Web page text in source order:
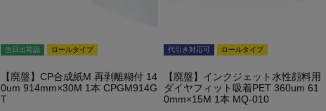
当日出荷品 ロールタイプ
【廃盤】CP合成紙M 再剥離糊付 14
0um 914mm×30M 1本 CPGM914G
T
代引き対応可 ロールタイプ
【廃盤】インクジェット水性顔料用
ダイヤフィット吸着PET 360um 61
0mm×15M 1本 MQ-010